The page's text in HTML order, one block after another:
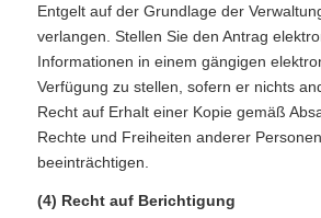
Entgelt auf der Grundlage der
verlangen. Stellen Sie den Antrag
Informationen in einem gängigen
Verfügung zu stellen, sofern er nichts
Recht auf Erhalt einer Kopie gemäß
Rechte und Freiheiten anderer
beeinträchtigen.
(4) Recht auf Berichtigung